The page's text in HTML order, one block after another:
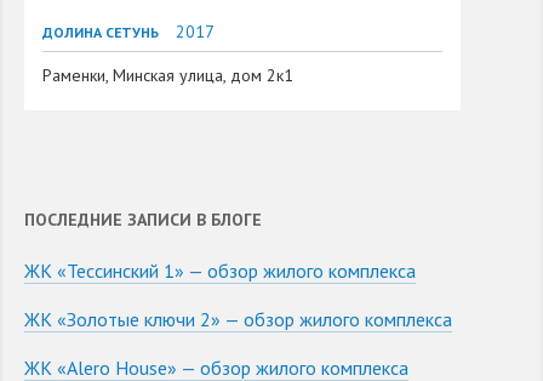
ДОЛИНА СЕТУНЬ
2017
Раменки, Минская улица, дом 2к1
ПОСЛЕДНИЕ ЗАПИСИ В БЛОГЕ
ЖК «Тессинский 1» — обзор жилого комплекса
ЖК «Золотые ключи 2» — обзор жилого комплекса
ЖК «Alero House» — обзор жилого комплекса